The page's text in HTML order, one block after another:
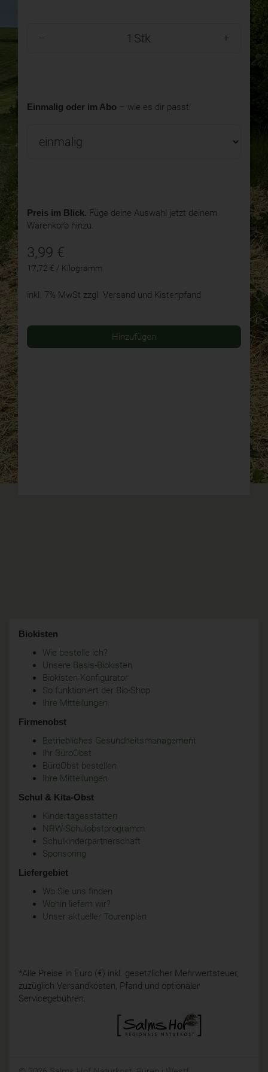
Stk
Einmalig oder im Abo – wie es dir passt!
Preis im Blick. Füge deine Auswahl jetzt deinem
Warenkorb hinzu.
3,99 €
17,72 € / Kilogramm
inkl. 7% MwSt zzgl. Versand und Kistenpfand
Hinzufügen
Biokisten
Wie bestelle ich?
Unsere Basis-Biokisten
Biokisten-Konfigurator
So funktioniert der Bio-Shop
Ihre Mitteilungen
Firmenobst
Betriebliches Gesundheitsmanagement
Ihr BüroObst
BüroObst bestellen
Ihre Mitteilungen
Schul & Kita-Obst
Kindertagesstätten
NRW-Schulobstprogramm
Schulkinderpartnerschaft
Sponsoring
Liefergebiet
Wo Sie uns finden
Wohin liefern wir?
Unser aktueller Tourenplan
*Alle Preise in Euro (€) inkl. gesetzlicher Mehrwertsteuer,
zuzüglich Versandkosten, Pfand und optionaler
Servicegebühren.